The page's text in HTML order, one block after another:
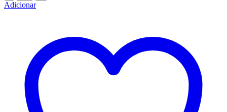
Adicionar